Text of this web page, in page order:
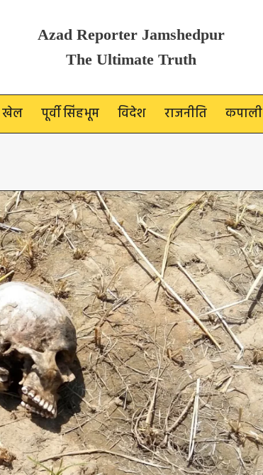
Azad Reporter Jamshedpur
The Ultimate Truth
खेल पूर्वी सिंहभूम विदेश राजनीति कपाली